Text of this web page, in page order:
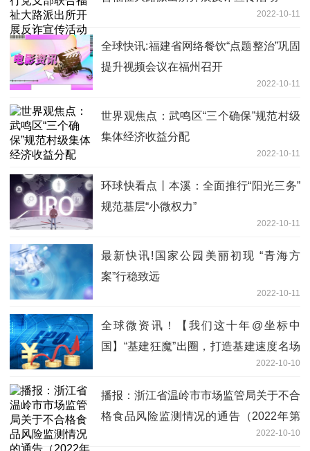
2022-10-11
全球快讯:福建省网络餐饮“点题整治”巩固
提升视频会议在福州召开
2022-10-11
世界观焦点：武鸣区“三个确保”规范村级
集体经济收益分配
2022-10-11
环球快看点丨本溪：全面推行“阳光三务”
规范基层“小微权力”
2022-10-11
最新快讯!国家公园美丽初现 “青海方
案”行稳致远
2022-10-11
全球微资讯！【我们这十年@坐标中
国】“基建狂魔”出圈，打造基建速度名场
2022-10-10
播报：浙江省温岭市市场监管局关于不合
格食品风险监测情况的通告（2022年第
2022-10-10